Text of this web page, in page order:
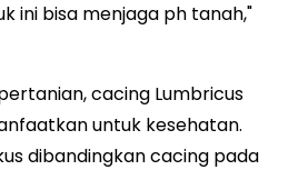
ini bisa menjaga ph tanah,"
cacing Lumbricus
untuk kesehatan.
dibandingkan cacing pada